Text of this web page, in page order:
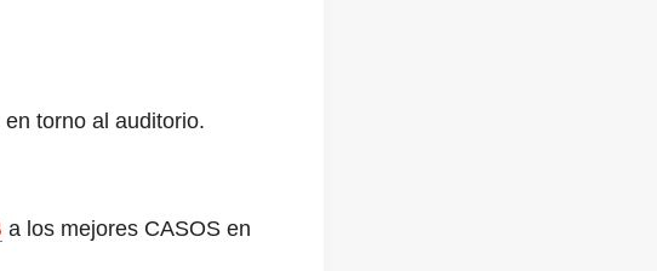
torno al auditorio.
a los mejores CASOS en